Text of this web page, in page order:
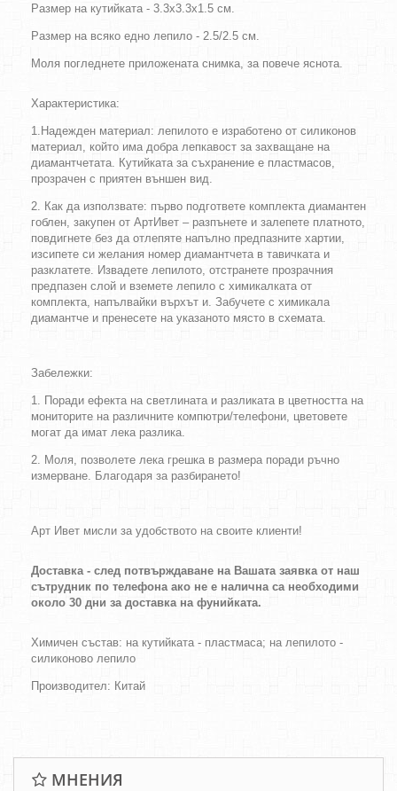
Размер на кутийката - 3.3x3.3x1.5 cм.
Размер на всяко едно лепило - 2.5/2.5 см.
Моля погледнете приложената снимка, за повече яснота.
Характеристика:
1.Надежден материал: лепилото е изработено от силиконов
материал, който има добра лепкавост за захващане на
диамантчетата. Кутийката за съхранение е пластмасов,
прозрачен с приятен външен вид.
2. Как да използвате: първо подгответе комплекта диамантен
гоблен, закупен от АртИвет – разпънете и залепете платното,
повдигнете без да отлепяте напълно предпазните хартии,
изсипете си желания номер диамантчета в тавичката и
разклатете. Извадете лепилото, отстранете прозрачния
предпазен слой и вземете лепило с химикалката от
комплекта, напълвайки върхът и. Забучете с химикала
диамантче и пренесете на указаното място в схемата.
Забележки:
1. Поради ефекта на светлината и разликата в цветността на
мониторите на различните компютри/телефони, цветовете
могат да имат лека разлика.
2. Моля, позволете лека грешка в размера поради ръчно
измерване. Благодаря за разбирането!
Арт Ивет мисли за удобството на своите клиенти!
Доставка - след потвърждаване на Вашата заявка от наш
сътрудник по телефона ако не е налична са необходими
около 30 дни за доставка на фунийката.
Химичен състав: на кутийката - пластмаса; на лепилото -
силиконово лепило
Производител: Китай
МНЕНИЯ